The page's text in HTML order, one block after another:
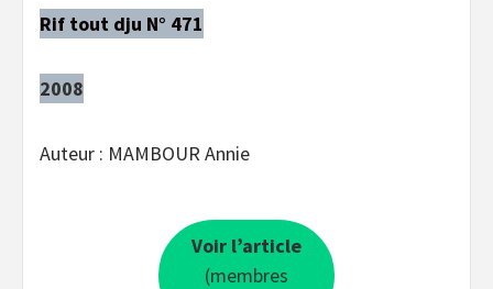
Rif tout dju N° 471
2008
Auteur : MAMBOUR Annie
Voir l’article
(membres